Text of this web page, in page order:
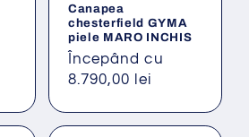
Canapea
chesterfield GYMA
piele MARO INCHIS
Preț
obișnuit
Începând cu
8.790,00 lei